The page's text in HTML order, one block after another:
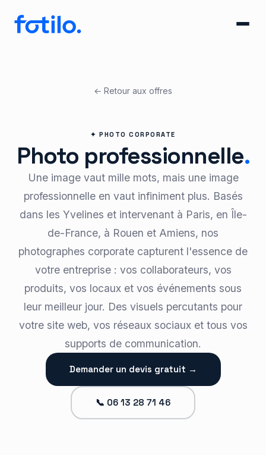
← Retour aux offres
✦ PHOTO CORPORATE
Photo professionnelle.
Une image vaut mille mots, mais une image
professionnelle en vaut infiniment plus. Basés
dans les Yvelines et intervenant à Paris, en Île-
de-France, à Rouen et Amiens, nos
photographes corporate capturent l'essence de
votre entreprise : vos collaborateurs, vos
produits, vos locaux et vos événements sous
leur meilleur jour. Des visuels percutants pour
votre site web, vos réseaux sociaux et tous vos
supports de communication.
Demander un devis gratuit →
📞 06 13 28 71 46